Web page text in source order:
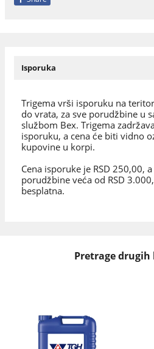
Isporuka
Trigema vrši isporuku na
do vrata, za sve porudžbine u
službom Bex. Trigema
isporuku, a cena će biti vidno
kupovine u korpi.
Cena isporuke je RSD 250,00,
porudžbine veća od RSD
besplatna.
Pretrage